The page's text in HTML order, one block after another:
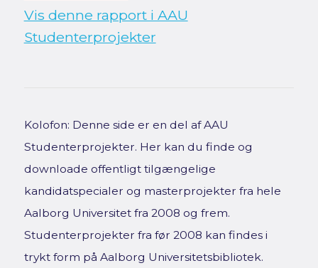
Vis denne rapport i AAU
Studenterprojekter
Kolofon: Denne side er en del af AAU
Studenterprojekter. Her kan du finde og
downloade offentligt tilgængelige
kandidatspecialer og masterprojekter fra hele
Aalborg Universitet fra 2008 og frem.
Studenterprojekter fra før 2008 kan findes i
trykt form på Aalborg Universitetsbibliotek.